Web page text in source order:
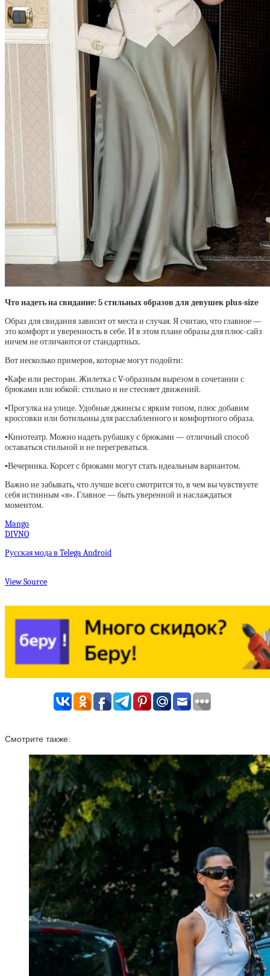
Что надеть на свидание: 5 стильных образов для девушек plus-size
Образ для свидания зависит от места и случая. Я считаю, что главное —
это комфорт и уверенность в себе. И в этом плане образы для плюс-сайз
ничем не отличаются от стандартных.
Вот несколько примеров, которые могут подойти:
▪️Кафе или ресторан. Жилетка с V-образным вырезом в сочетании с
брюками или юбкой: стильно и не стесняет движений.
▪️Прогулка на улице. Удобные джинсы с ярким топом, плюс добавим
кроссовки или ботильоны для расслабленного и комфортного образа.
▪️Кинотеатр. Можно надеть рубашку с брюками — отличный способ
оставаться стильной и не перегреваться.
▪️Вечеринка. Корсет с брюками могут стать идеальным вариантом.
Важно не забывать, что лучше всего смотрится то, в чем вы чувствуете
себя истинным «я». Главное — быть уверенной и наслаждаться
моментом.
Mango
DIVNO
Русская мода в Telega Android
View Source
Смотрите также: